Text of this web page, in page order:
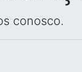
conosco.